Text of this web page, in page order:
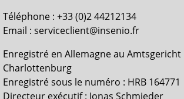
Téléphone : +33 (0)2 44212134
Email : serviceclient@insenio.fr
Enregistré en Allemagne au Amtsgericht
Charlottenburg
Enregistré sous le numéro : HRB 164771
Directeur exécutif : Jonas Schmieder